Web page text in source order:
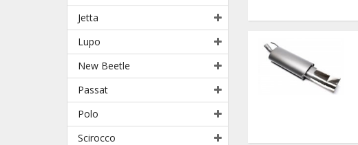
Jetta
Lupo
New Beetle
Passat
Polo
Scirocco